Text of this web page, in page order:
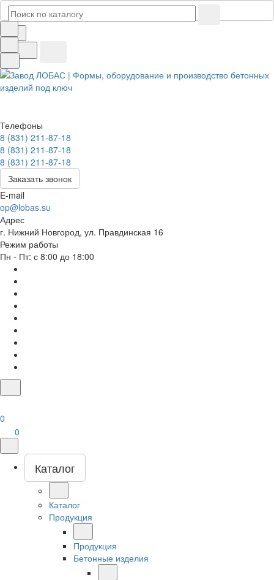
Телефоны
8 (831) 211-87-18
8 (831) 211-87-18
8 (831) 211-87-18
Заказать звонок
E-mail
op@lobas.su
Адрес
г. Нижний Новгород, ул. Правдинская 16
Режим работы
Пн - Пт: с 8:00 до 18:00
0
0
Каталог
Каталог
Продукция
Продукция
Бетонные изделия